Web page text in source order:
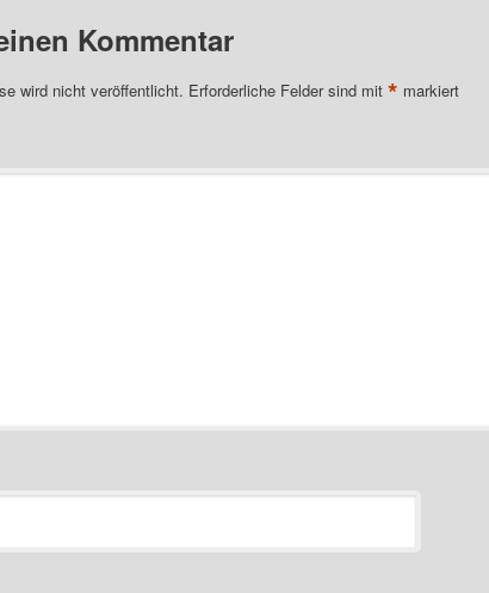
Kommentar
wird nicht veröffentlicht. Erforderliche Felder sind mit * markiert